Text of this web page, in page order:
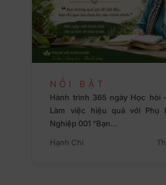
NỔI BẬT
Hành trình 365 ngày Học hỏi
Làm việc hiệu quả với Phụ
Nghiệp 001 “Bạn…
Hạnh Chi